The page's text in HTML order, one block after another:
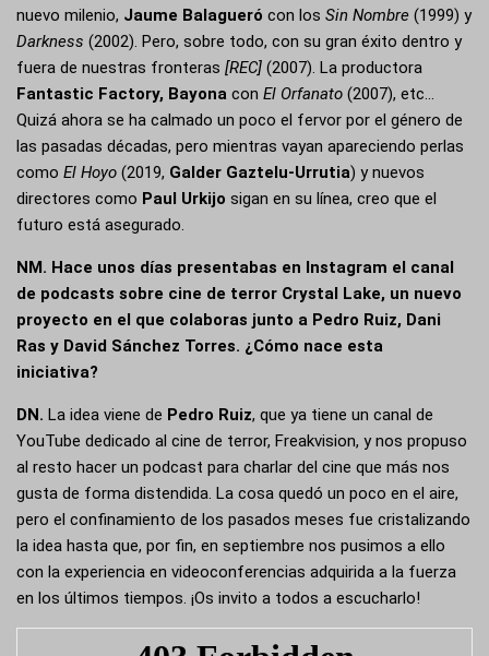
nuevo milenio, Jaume Balagueró con los Sin Nombre (1999) y
Darkness (2002). Pero, sobre todo, con su gran éxito dentro y
fuera de nuestras fronteras [REC] (2007). La productora
Fantastic Factory, Bayona con El Orfanato (2007), etc…
Quizá ahora se ha calmado un poco el fervor por el género de
las pasadas décadas, pero mientras vayan apareciendo perlas
como El Hoyo (2019, Galder Gaztelu-Urrutia) y nuevos
directores como Paul Urkijo sigan en su línea, creo que el
futuro está asegurado.
NM. Hace unos días presentabas en Instagram el canal
de podcasts sobre cine de terror Crystal Lake, un nuevo
proyecto en el que colaboras junto a Pedro Ruiz, Dani
Ras y David Sánchez Torres. ¿Cómo nace esta
iniciativa?
DN. La idea viene de Pedro Ruiz, que ya tiene un canal de
YouTube dedicado al cine de terror, Freakvision, y nos propuso
al resto hacer un podcast para charlar del cine que más nos
gusta de forma distendida. La cosa quedó un poco en el aire,
pero el confinamiento de los pasados meses fue cristalizando
la idea hasta que, por fin, en septiembre nos pusimos a ello
con la experiencia en videoconferencias adquirida a la fuerza
en los últimos tiempos. ¡Os invito a todos a escucharlo!